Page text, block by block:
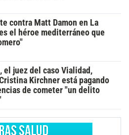
contra Matt Damon en La
el héroe mediterráneo que
el juez del caso Vialidad,
Kirchner está pagando
de cometer "un delito